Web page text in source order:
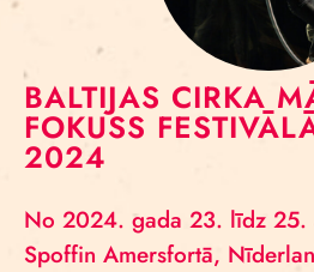
BALTIJAS CIRKA
FOKUSS
2024
No 2024. gada 23. līdz 25.
Spoffin Amersfortā,